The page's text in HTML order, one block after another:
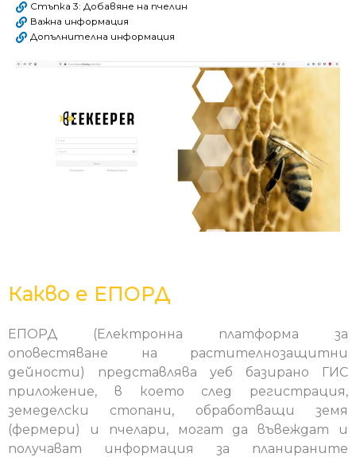
Стъпка 3: Добавяне на пчелин
Важна информация
Допълнителна информация
Какво е ЕПОРД
ЕПОРД (Електронна платформа за
оповестяване на растителнозащитни
дейности) представлява уеб базирано ГИС
приложение, в което след регистрация,
земеделски стопани, обработващи земя
(фермери) и пчелари, могат да въвеждат и
получават информация за планираните